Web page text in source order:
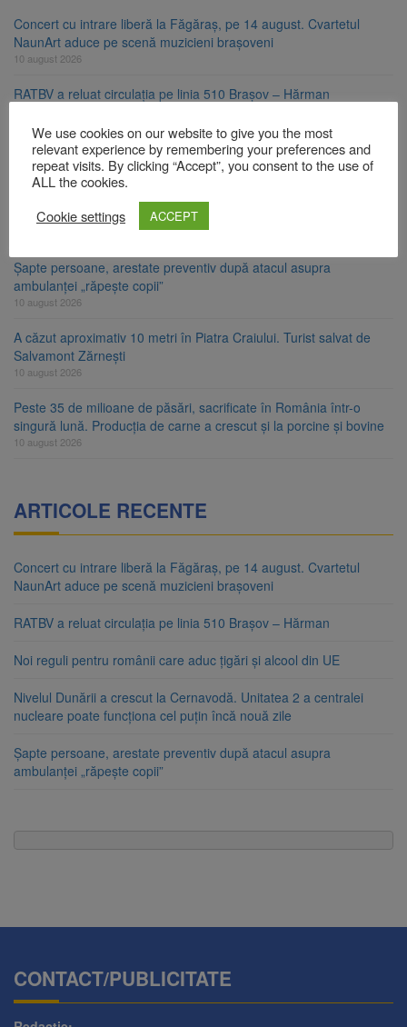
Concert cu intrare liberă la Făgăraș, pe 14 august. Cvartetul
NaunArt aduce pe scenă muzicieni brașoveni
10 august 2026
RATBV a reluat circulația pe linia 510 Brașov – Hărman
Noi reguli pentru românii care aduc țigări și alcool din UE
10 august 2026
Nivelul Dunării a crescut la Cernavodă. Unitatea 2 a centralei
nucleare poate funcționa cel puțin încă nouă zile
Șapte persoane, arestate preventiv după atacul asupra
ambulanței „răpește copii”
10 august 2026
A căzut aproximativ 10 metri în Piatra Craiului. Turist salvat de
Salvamont Zărnești
10 august 2026
Peste 35 de milioane de păsări, sacrificate în România într-o
singură lună. Producția de carne a crescut și la porcine și bovine
10 august 2026
ARTICOLE RECENTE
Concert cu intrare liberă la Făgăraș, pe 14 august. Cvartetul
NaunArt aduce pe scenă muzicieni brașoveni
RATBV a reluat circulația pe linia 510 Brașov – Hărman
Noi reguli pentru românii care aduc țigări și alcool din UE
Nivelul Dunării a crescut la Cernavodă. Unitatea 2 a centralei
nucleare poate funcționa cel puțin încă nouă zile
Șapte persoane, arestate preventiv după atacul asupra
ambulanței „răpește copii”
CONTACT/PUBLICITATE
We use cookies on our website to give you the most
relevant experience by remembering your preferences and
repeat visits. By clicking “Accept”, you consent to the use of
ALL the cookies.
Cookie settings
ACCEPT